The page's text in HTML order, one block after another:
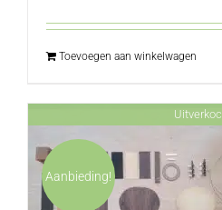
Toevoegen aan winkelwagen
Aanbieding!